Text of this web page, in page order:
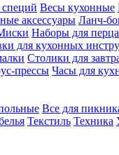
Весы кухонные
аксессуары Ланч-
Наборы для
для кухонных
Столики для
прессы Часы для
Все для
Текстиль Техника